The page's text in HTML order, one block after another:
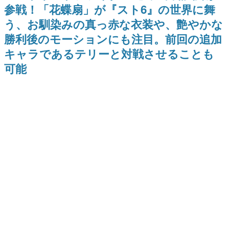
ゲームに多大な影響を受けた作家さんに取材し、ゲームが
日本のコンテンツ産業やカルチャーに与えた影響を探る企
画です。
日本モバイルゲーム産業史
日本のモバイルゲーム史における主要なトピック・タイト
ルを網羅するほか、開発者へのインタビューや識者による
解説を掲載。約20年の歴史が一望できる決定版！
参戦！「花蝶扇」が『スト6』の世界に舞
う、お馴染みの真っ赤な衣装や、艶やかな
勝利後のモーションにも注目。前回の追加
キャラであるテリーと対戦させることも
可能